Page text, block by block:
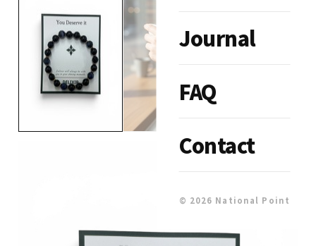
Journal
FAQ
Contact
© 2026 National Point